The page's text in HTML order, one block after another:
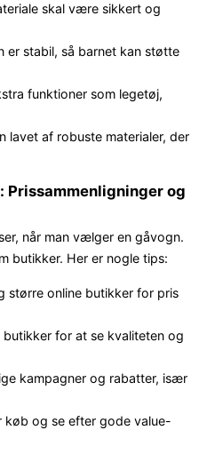
skal være sikkert og
er stabil, så barnet kan støtte
funktioner som legetøj,
lavet af robuste materialer, der
Prissammenligninger og
når man vælger en gåvogn.
butikker. Her er nogle tips:
større online butikker for pris
butikker for at se kvaliteten og
kampagner og rabatter, især
og se efter gode value-